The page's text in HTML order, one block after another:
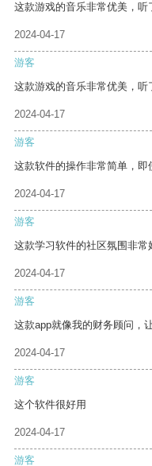
这款游戏的音乐非常优美，听
2024-04-17
游客
这款游戏的音乐非常优美，听
2024-04-17
游客
这款软件的操作非常简单，即
2024-04-17
游客
这款学习软件的社区氛围非常
2024-04-17
游客
这款app就像我的财务顾问，
2024-04-17
游客
这个软件很好用
2024-04-17
游客